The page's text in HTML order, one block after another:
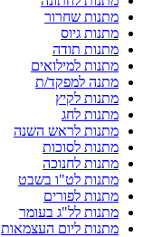
מתנות שחרור
מתנות גיוס
מתנות תודה
מתנות למילואים
מתנה למפקד/ת
מתנות לקיץ
מתנות לחג
מתנות לראש השנה
מתנות לסוכות
מתנות לחנוכה
מתנות לט"ו בשבט
מתנות לפורים
מתנות לל"ג בעומר
מתנות ליום העצמאות